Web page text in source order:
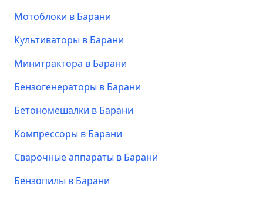
Мотоблоки в Барани
Культиваторы в Барани
Минитрактора в Барани
Бензогенераторы в Барани
Бетономешалки в Барани
Компрессоры в Барани
Сварочные аппараты в Барани
Бензопилы в Барани